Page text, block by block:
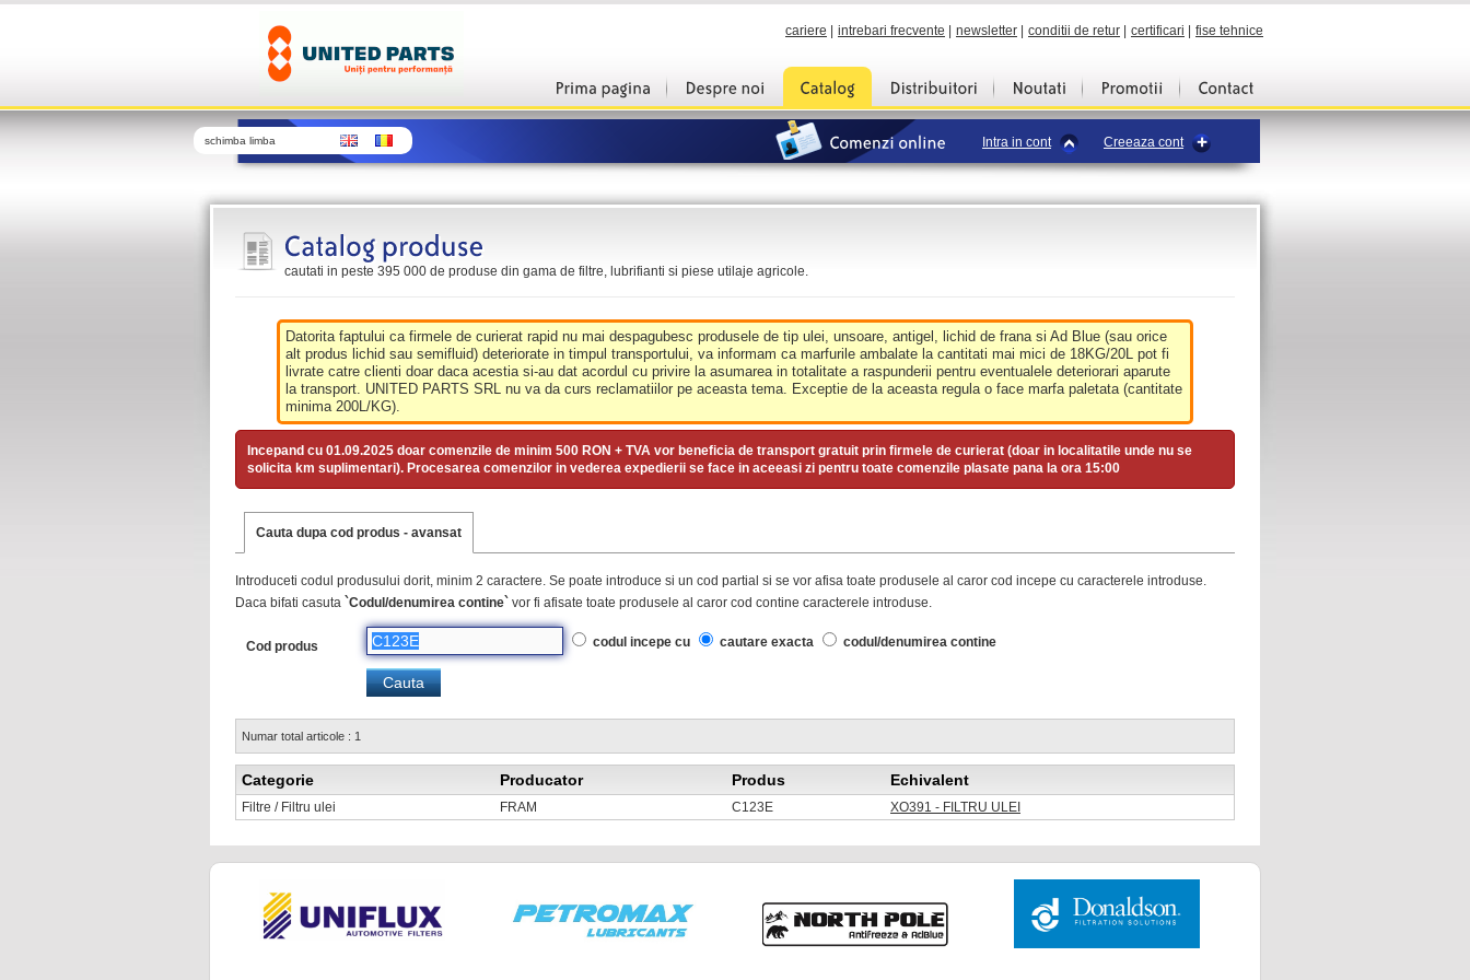
cariere intrebari frecvente newsletter conditii de retur certificari fise tehnice
schimba limba Intra in cont Creeaza cont
cautati in peste 395 000 de produse din gama de filtre, lubrifianti si piese utilaje agricole.
Datorita faptului ca firmele de curierat rapid nu mai despagubesc produsele de tip ulei, unsoare, antigel, lichid de frana si Ad Blue (sau orice
alt produs lichid sau semifluid) deteriorate in timpul transportului, va informam ca marfurile ambalate la cantitati mai mici de 18KG/20L pot fi
livrate catre clienti doar daca acestia si-au dat acordul cu privire la asumarea in totalitate a raspunderii pentru eventualele deteriorari aparute
la transport. UNITED PARTS SRL nu va da curs reclamatiilor pe aceasta tema. Exceptie de la aceasta regula o face marfa paletata (cantitate
minima 200L/KG).
Incepand cu 01.09.2025 doar comenzile de minim 500 RON + TVA vor beneficia de transport gratuit prin firmele de curierat (doar in localitatile unde nu se
solicita km suplimentari). Procesarea comenzilor in vederea expedierii se face in aceeasi zi pentru toate comenzile plasate pana la ora 15:00
Cauta dupa cod produs - avansat
Introduceti codul produsului dorit, minim 2 caractere. Se poate introduce si un cod partial si se vor afisa toate produsele al caror cod incepe cu caracterele introduse.
Daca bifati casuta `Codul/denumirea contine` vor fi afisate toate produsele al caror cod contine caracterele introduse.
Cod produs codul incepe cu cautare exacta codul/denumirea contine
Numar total articole : 1
Categorie Producator Produs Echivalent
Filtre / Filtru ulei FRAM C123E XO391 - FILTRU ULEI